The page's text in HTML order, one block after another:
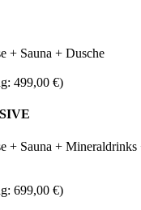
+ Sauna + Dusche
499,00 €)
+ Sauna +
699,00 €)